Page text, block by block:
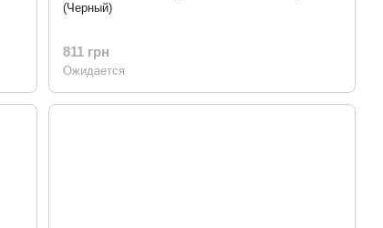
(Черный)
811 грн
Ожидается